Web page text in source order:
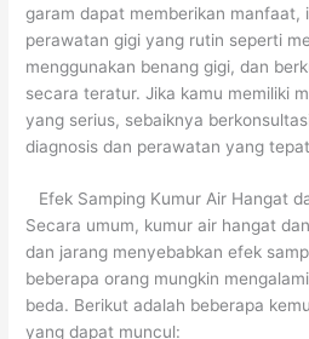
garam dapat memberikan manfaat,
perawatan gigi yang rutin seperti
menggunakan benang gigi, dan
secara teratur. Jika kamu memiliki
yang serius, sebaiknya
diagnosis dan perawatan yang
Efek Samping Kumur Air Hangat
Secara umum, kumur air hangat
dan jarang menyebabkan efek
beberapa orang mungkin
beda. Berikut adalah beberapa
yang dapat muncul: